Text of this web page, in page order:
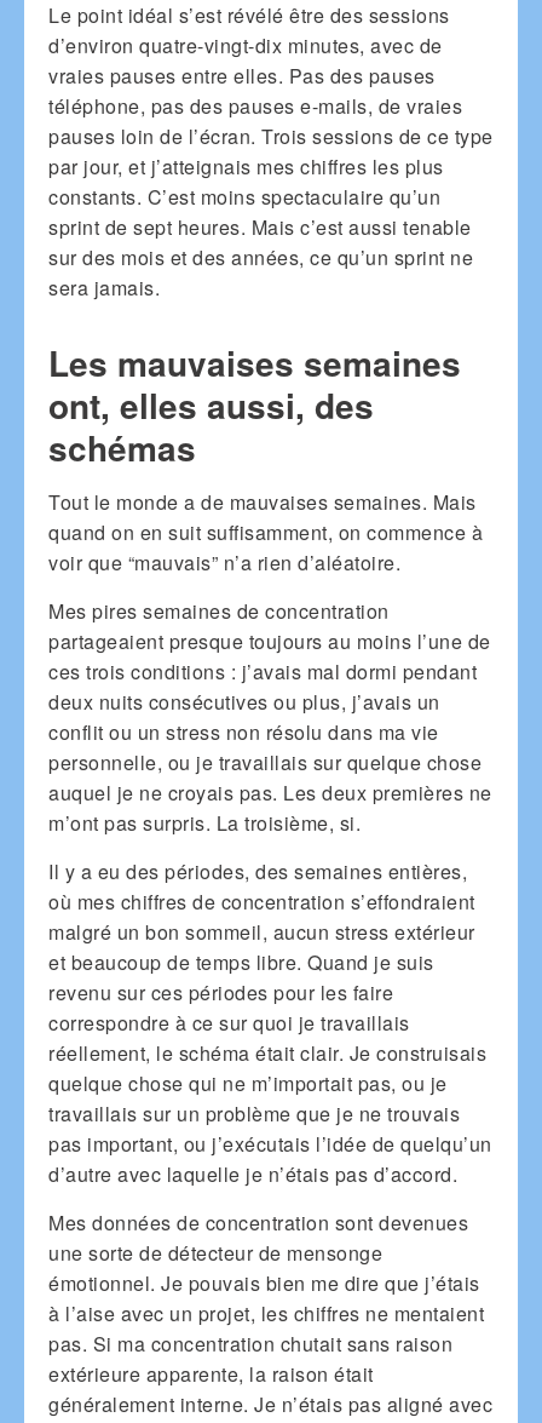
Le point idéal s’est révélé être des sessions
d’environ quatre-vingt-dix minutes, avec de
vraies pauses entre elles. Pas des pauses
téléphone, pas des pauses e-mails, de vraies
pauses loin de l’écran. Trois sessions de ce type
par jour, et j’atteignais mes chiffres les plus
constants. C’est moins spectaculaire qu’un
sprint de sept heures. Mais c’est aussi tenable
sur des mois et des années, ce qu’un sprint ne
sera jamais.
Les mauvaises semaines
ont, elles aussi, des
schémas
Tout le monde a de mauvaises semaines. Mais
quand on en suit suffisamment, on commence à
voir que “mauvais” n’a rien d’aléatoire.
Mes pires semaines de concentration
partageaient presque toujours au moins l’une de
ces trois conditions : j’avais mal dormi pendant
deux nuits consécutives ou plus, j’avais un
conflit ou un stress non résolu dans ma vie
personnelle, ou je travaillais sur quelque chose
auquel je ne croyais pas. Les deux premières ne
m’ont pas surpris. La troisième, si.
Il y a eu des périodes, des semaines entières,
où mes chiffres de concentration s’effondraient
malgré un bon sommeil, aucun stress extérieur
et beaucoup de temps libre. Quand je suis
revenu sur ces périodes pour les faire
correspondre à ce sur quoi je travaillais
réellement, le schéma était clair. Je construisais
quelque chose qui ne m’importait pas, ou je
travaillais sur un problème que je ne trouvais
pas important, ou j’exécutais l’idée de quelqu’un
d’autre avec laquelle je n’étais pas d’accord.
Mes données de concentration sont devenues
une sorte de détecteur de mensonge
émotionnel. Je pouvais bien me dire que j’étais
à l’aise avec un projet, les chiffres ne mentaient
pas. Si ma concentration chutait sans raison
extérieure apparente, la raison était
généralement interne. Je n’étais pas aligné avec